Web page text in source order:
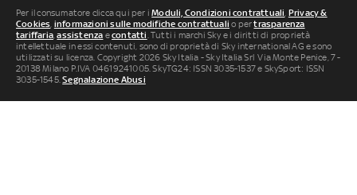
Per il consumatore clicca qui per iModuli, Condizioni contrattuali, Privacy &
Cookies, informazioni sulle modifiche contrattuali o pertrasparenza
tariffaria,assistenza econtatti. Tutti i marchi Sky e i diritti di proprietà
intellettuale in essi contenuti, sono di proprietà di Sky international AG e sono
utilizzati su licenza. Copyright 2026 Sky Italia - Sky Italia Srl Via Monte Penice, 7 -
20138 Milano P.IVA 04619241005. SkyTG24: ISSN 3035-1537 e SkySport: ISSN
3035-1545.Segnalazione Abusi